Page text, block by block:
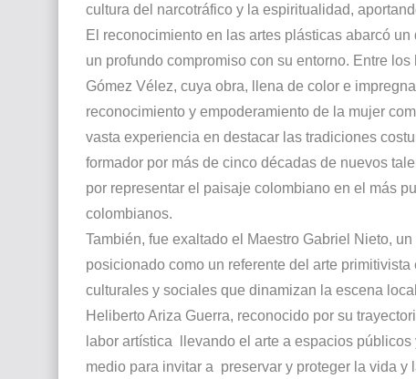
cultura del narcotráfico y la espiritualidad,
El reconocimiento en las artes plásticas abarcó
un profundo compromiso con su entorno. Entre
Gómez Vélez, cuya obra, llena de color e
reconocimiento y empoderamiento de la mujer
vasta experiencia en destacar las tradiciones
formador por más de cinco décadas de nuevos
por representar el paisaje colombiano en el más
colombianos.
También, fue exaltado el Maestro Gabriel Nieto,
posicionado como un referente del arte
culturales y sociales que dinamizan la
Heliberto Ariza Guerra, reconocido por su
labor artística llevando el arte a espacios
medio para invitar a preservar y proteger la vida